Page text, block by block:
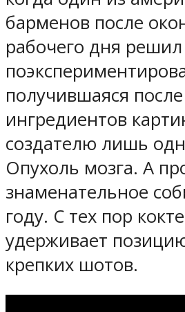
барменов после
рабочего дня решил
получившаяся
ингредиентов
создателю лишь
Опухоль мозга. А
знаменательное
году. С тех пор
удерживает
крепких шотов.